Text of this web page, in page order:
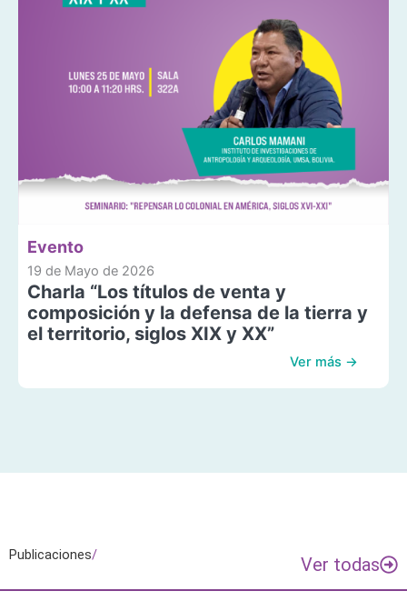
Evento
19 de Mayo de 2026
Charla “Los títulos de venta y
composición y la defensa de la tierra y
el territorio, siglos XIX y XX”
Ver más →
Publicaciones/ Ver todas